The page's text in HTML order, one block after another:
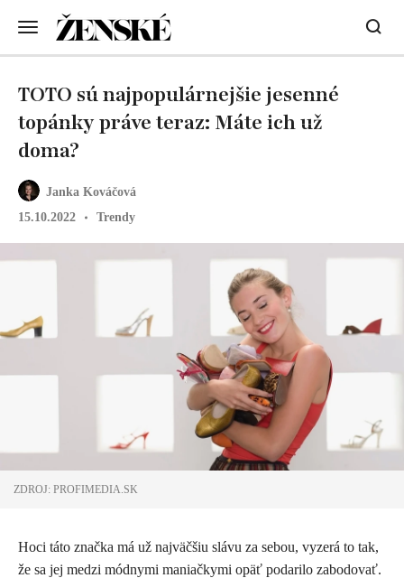
Janka Kováčová
15.10.2022
Trendy
TOTO sú najpopulárnejšie jesenné
topánky práve teraz: Máte ich už
doma?
ZDROJ: PROFIMEDIA.SK
Hoci táto značka má už najväčšiu slávu za sebou, vyzerá to tak,
že sa jej medzi módnymi maniačkymi opäť podarilo zabodovať.